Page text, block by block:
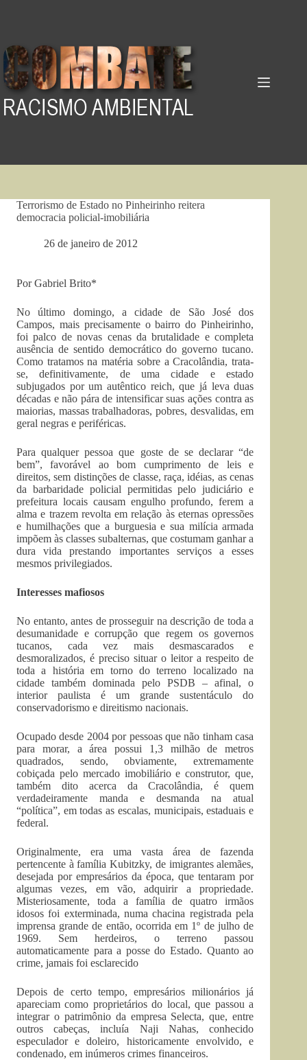
Terrorismo de Estado no Pinheirinho reitera
democracia policial-imobiliária
26 de janeiro de 2012
Por Gabriel Brito*
No último domingo, a cidade de São José dos
Campos, mais precisamente o bairro do Pinheirinho,
foi palco de novas cenas da brutalidade e completa
ausência de sentido democrático do governo tucano.
Como tratamos na matéria sobre a Cracolândia, trata-
se, definitivamente, de uma cidade e estado
subjugados por um autêntico reich, que já leva duas
décadas e não pára de intensificar suas ações contra as
maiorias, massas trabalhadoras, pobres, desvalidas, em
geral negras e periféricas.
Para qualquer pessoa que goste de se declarar “de
bem”, favorável ao bom cumprimento de leis e
direitos, sem distinções de classe, raça, idéias, as cenas
da barbaridade policial permitidas pelo judiciário e
prefeitura locais causam engulho profundo, ferem a
alma e trazem revolta em relação às eternas opressões
e humilhações que a burguesia e sua milícia armada
impõem às classes subalternas, que costumam ganhar a
dura vida prestando importantes serviços a esses
mesmos privilegiados.
Interesses mafiosos
No entanto, antes de prosseguir na descrição de toda a
desumanidade e corrupção que regem os governos
tucanos, cada vez mais desmascarados e
desmoralizados, é preciso situar o leitor a respeito de
toda a história em torno do terreno localizado na
cidade também dominada pelo PSDB – afinal, o
interior paulista é um grande sustentáculo do
conservadorismo e direitismo nacionais.
Ocupado desde 2004 por pessoas que não tinham casa
para morar, a área possui 1,3 milhão de metros
quadrados, sendo, obviamente, extremamente
cobiçada pelo mercado imobiliário e construtor, que,
também dito acerca da Cracolândia, é quem
verdadeiramente manda e desmanda na atual
“política”, em todas as escalas, municipais, estaduais e
federal.
Originalmente, era uma vasta área de fazenda
pertencente à família Kubitzky, de imigrantes alemães,
desejada por empresários da época, que tentaram por
algumas vezes, em vão, adquirir a propriedade.
Misteriosamente, toda a família de quatro irmãos
idosos foi exterminada, numa chacina registrada pela
imprensa grande de então, ocorrida em 1º de julho de
1969. Sem herdeiros, o terreno passou
automaticamente para a posse do Estado. Quanto ao
crime, jamais foi esclarecido
Depois de certo tempo, empresários milionários já
apareciam como proprietários do local, que passou a
integrar o patrimônio da empresa Selecta, que, entre
outros cabeças, incluía Naji Nahas, conhecido
especulador e doleiro, historicamente envolvido, e
condenado, em inúmeros crimes financeiros.